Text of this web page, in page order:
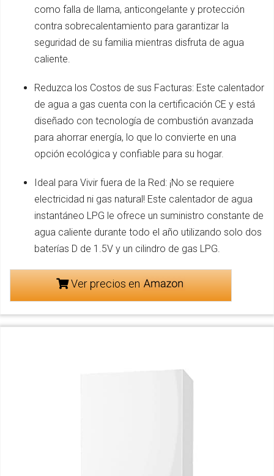
como falla de llama, anticongelante y protección
contra sobrecalentamiento para garantizar la
seguridad de su familia mientras disfruta de agua
caliente.
Reduzca los Costos de sus Facturas: Este calentador
de agua a gas cuenta con la certificación CE y está
diseñado con tecnología de combustión avanzada
para ahorrar energía, lo que lo convierte en una
opción ecológica y confiable para su hogar.
Ideal para Vivir fuera de la Red: ¡No se requiere
electricidad ni gas natural! Este calentador de agua
instantáneo LPG le ofrece un suministro constante de
agua caliente durante todo el año utilizando solo dos
baterías D de 1.5V y un cilindro de gas LPG.
Ver precios en